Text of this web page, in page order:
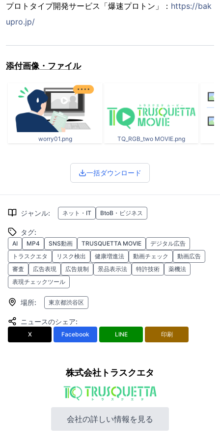
プロトタイプ開発サービス「爆速プロトン」： https://bak
upro.jp/
添付画像・ファイル
worry01.png TQ_RGB_two MOVIE.png
一括ダウンロード
ジャンル: ネット・IT BtoB・ビジネス
タグ:
AI MP4 SNS動画 TRUSQUETTA MOVIE
デジタル広告
トラスクエタ
リスク検出 健康増進法 動画チェック
動画広告
審査
広告表現 広告規制 景品表示法 特許技術
薬機法
表現チェックツール
場所: 東京都渋谷区
ニュースのシェア:
X Facebook LINE 印刷
株式会社トラスクエタ
会社の詳しい情報を見る